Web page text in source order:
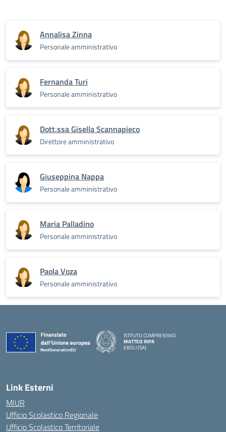
Annalisa Zinna
Personale amministrativo
Fernanda Turi
Personale amministrativo
Dott.ssa Gisella Scannapieco
Direttore amministrativo
Giuseppina Nappa
Personale amministrativo
Maria Palladino
Personale amministrativo
Paola Voza
Personale amministrativo
ISTITUTO COMPRENSIVO
MATTEO RIPA
EBOLI (SA)
Link Esterni
MIUR
Ufficio Scolastico Regionale
Ufficio Scolastico Territoriale